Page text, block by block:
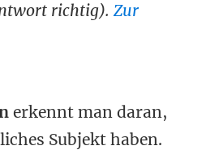
richtig). Zur
erkennt man daran,
Subjekt haben.